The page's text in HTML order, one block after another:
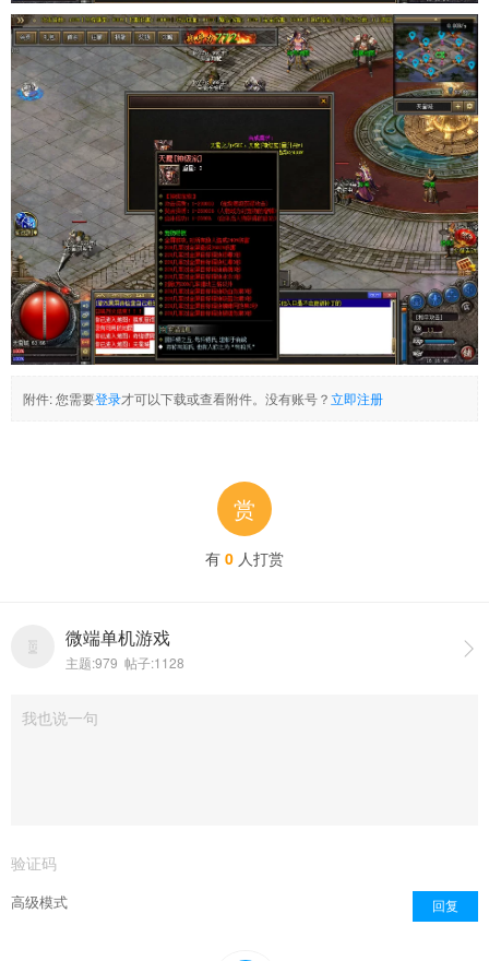
附件:您需要登录才可以下载或查看附件。没有账号？立即注册
赏
有 0 人打赏

微端单机游戏
主题:979 帖子:1128
点击重新加载
高级模式 回复